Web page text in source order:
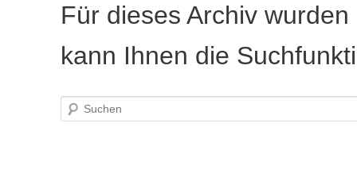
Für dieses Archiv
kann Ihnen die
Suchen